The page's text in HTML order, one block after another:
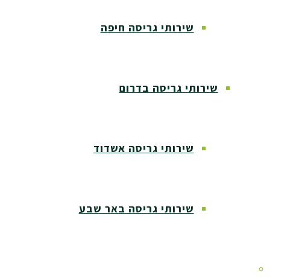
שירותי גריסה חיפה
שירותי גריסה בדרום
שירותי גריסה אשדוד
שירותי גריסה באר שבע